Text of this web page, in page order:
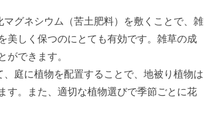
グネシウム（苦土肥料）を敷くことで、雑
美しく保つのにとても有効です。雑草の成
できます。
庭に植物を配置することで、地被り植物は
す。また、適切な植物選びで季節ごとに花